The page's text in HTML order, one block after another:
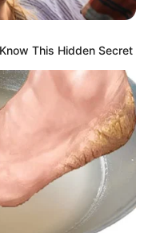
This Hidden Secret